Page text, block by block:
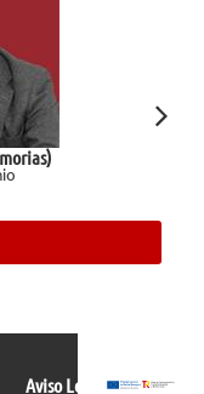
Aviso Legal